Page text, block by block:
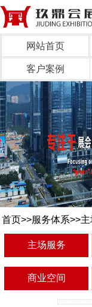
网站首页
客户案例
首页>>服务体系>>
主场服务
商业空间